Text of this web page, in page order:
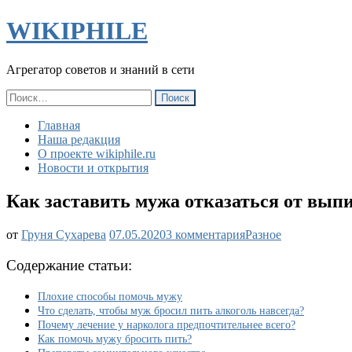
WIKIPHILE
Агрегатор советов и знаний в сети
Найти:
Главная
Наша редакция
О проекте wikiphile.ru
Новости и открытия
Как заставить мужа отказаться от
от Груня Сухарева 07.05.20203 комментарияк
отказаться
от
выпивки?
Разное
Содержание статьи:
Плохие способы помочь мужу
Что сделать, чтобы муж бросил пить алкоголь навсегда?
Почему лечение у нарколога предпочтительнее всего?
Как помочь мужу бросить пить?